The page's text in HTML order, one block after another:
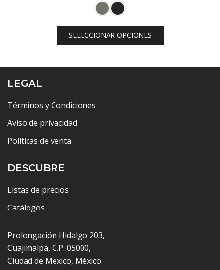
SELECCIONAR OPCIONES
LEGAL
Términos y Condiciones
Aviso de privacidad
Políticas de venta
DESCUBRE
Listas de precios
Catálogos
Prolongación Hidalgo 203,
Cuajimalpa, C.P. 05000,
Ciudad de México, México.